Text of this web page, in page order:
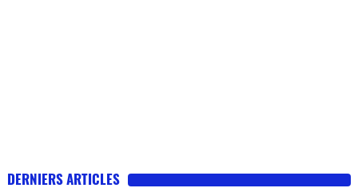
DERNIERS ARTICLES